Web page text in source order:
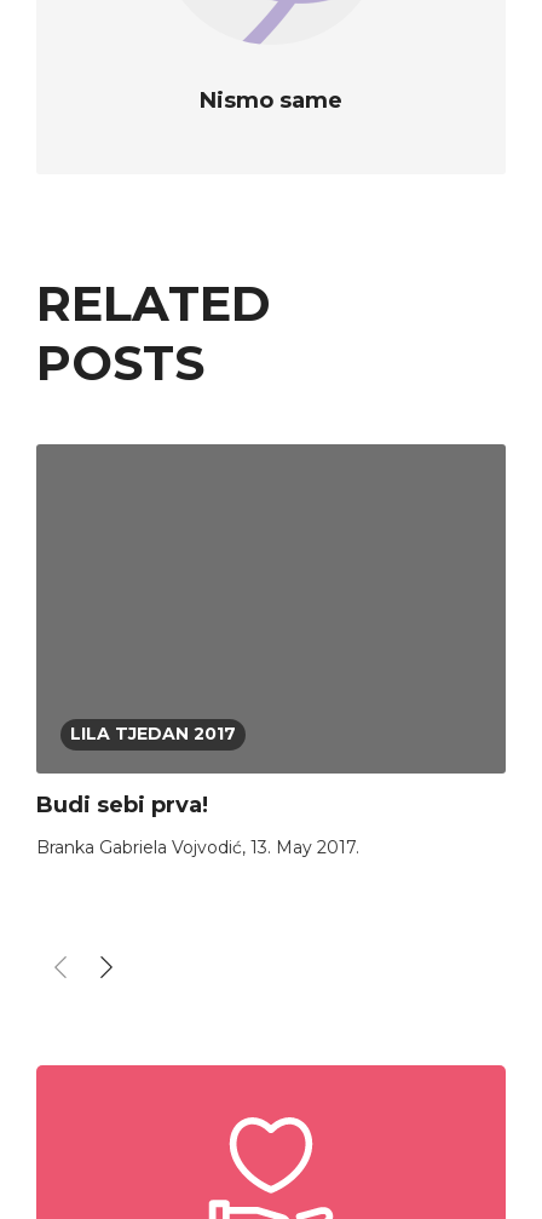
Nismo same
RELATED
POSTS
LILA TJEDAN 2017
Budi sebi prva!
Branka Gabriela Vojvodić, 13. May 2017.